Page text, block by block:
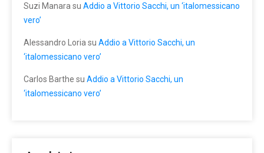
Suzi Manara su Addio a Vittorio Sacchi, un ‘italomessicano
vero’
Alessandro Loria su Addio a Vittorio Sacchi, un
‘italomessicano vero’
Carlos Barthe su Addio a Vittorio Sacchi, un
‘italomessicano vero’